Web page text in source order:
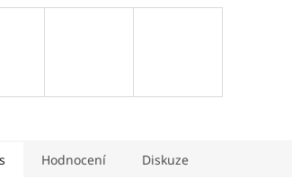
Hodnocení Diskuze